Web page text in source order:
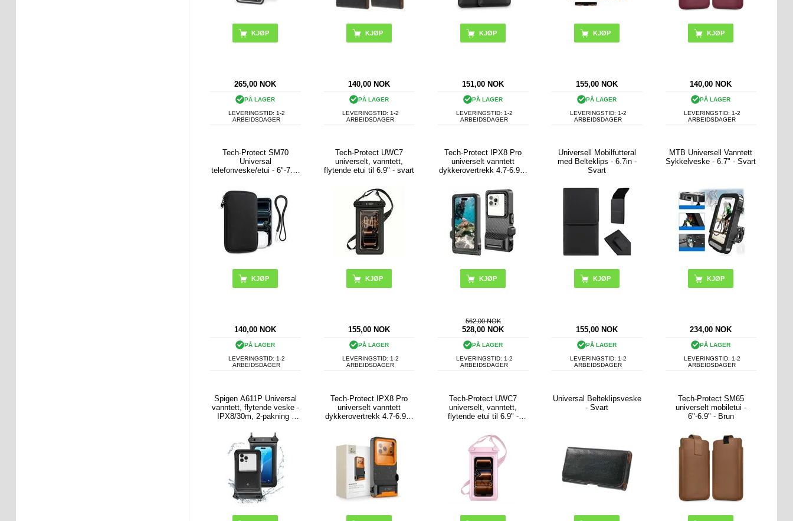
265,00 NOK
PÅ LAGER
LEVERINGSTID: 1-2
ARBEIDSDAGER
140,00 NOK
PÅ LAGER
LEVERINGSTID: 1-2
ARBEIDSDAGER
151,00 NOK
PÅ LAGER
LEVERINGSTID: 1-2
ARBEIDSDAGER
KJØP
155,00 NOK
PÅ LAGER
LEVERINGSTID: 1-2
ARBEIDSDAGER
140,00 NOK
PÅ LAGER
LEVERINGSTID: 1-2
ARBEIDSDAGER
Tech-Protect SM70
Universal
telefonveske/etui - 6"-7.2"
140,00 NOK
PÅ LAGER
LEVERINGSTID: 1-2
ARBEIDSDAGER
Tech-Protect UWC7
universelt, vanntett,
flytende etui til 6.9" - svart
155,00 NOK
PÅ LAGER
LEVERINGSTID: 1-2
ARBEIDSDAGER
Tech-Protect IPX8 Pro
universelt vanntett
dykkerovertrekk 4.7-6.9" -
562,00 NOK
528,00 NOK
PÅ LAGER
LEVERINGSTID: 1-2
ARBEIDSDAGER
Universell Mobilfutteral
med Belteklips - 6.7in -
Svart
155,00 NOK
PÅ LAGER
LEVERINGSTID: 1-2
ARBEIDSDAGER
MTB Universell Vanntett
Sykkelveske - 6.7" - Svart
234,00 NOK
PÅ LAGER
LEVERINGSTID: 1-2
ARBEIDSDAGER
Spigen A611P Universal
vanntett, flytende veske -
IPX8/30m, 2-pakning -
Tech-Protect IPX8 Pro
universelt vanntett
dykkerovertrekk 4.7-6.9" -
Tech-Protect UWC7
universelt, vanntett,
flytende etui til 6.9" -
Universal Belteklipsveske
- Svart
Tech-Protect SM65
universelt mobiletui -
6"-6.9" - Brun